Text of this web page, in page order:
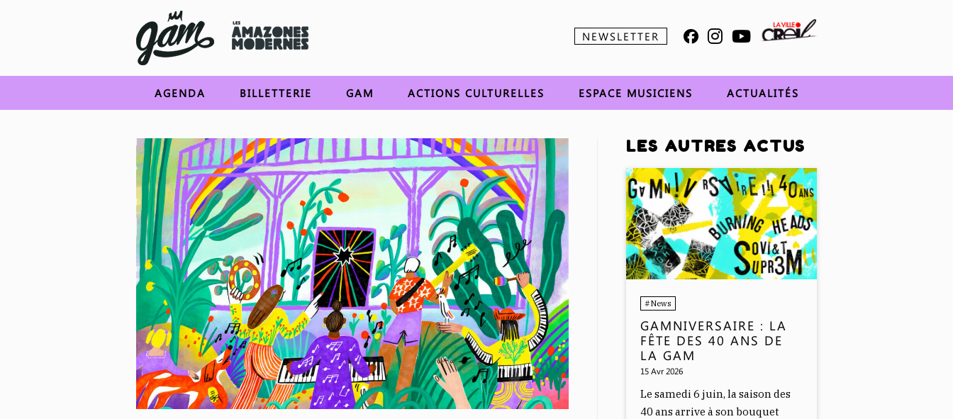
NEWSLETTER
Aller au contenu
AGENDA BILLETTERIE GAM ACTIONS CULTURELLES ESPACE MUSICIENS ACTUALITÉS
LES AUTRES ACTUS
#News
GAMNIVERSAIRE : LA
FÊTE DES 40 ANS DE
LA GAM
15 Avr 2026
Le samedi 6 juin, la saison des
40 ans arrive à son bouquet